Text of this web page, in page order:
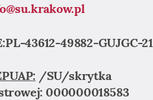
43612-49882-GUJGC-21
/SU/skrytka
000000018583